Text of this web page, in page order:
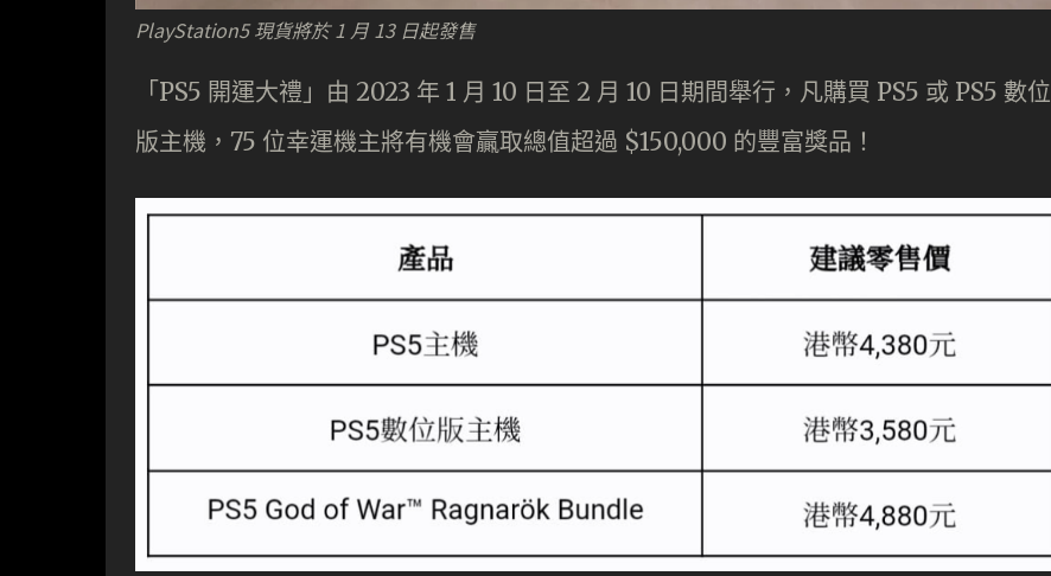
PlayStation5 現貨將於 1 月 13 日起發售
「PS5 開運大禮」由 2023 年 1 月 10 日至 2 月 10 日期間舉行，凡購買 PS5 或 PS5 數位
版主機，75 位幸運機主將有機會贏取總值超過 $150,000 的豐富獎品！